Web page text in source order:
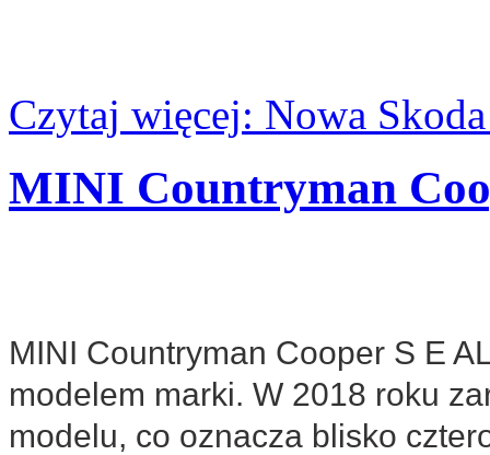
Czytaj więcej: Nowa
MINI Countryman
MINI Countryman Cooper S E
modelem marki. W 2018 roku
modelu, co oznacza blisko